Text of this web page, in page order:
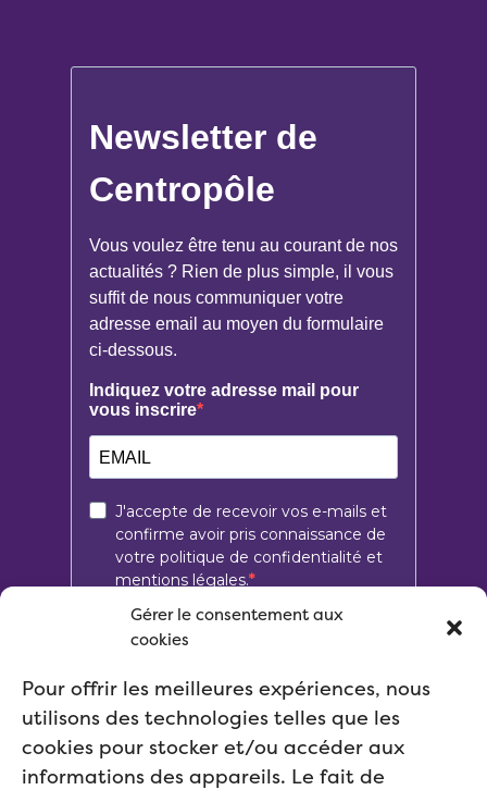
Gérer le consentement aux
cookies
Pour offrir les meilleures expériences, nous
utilisons des technologies telles que les
cookies pour stocker et/ou accéder aux
informations des appareils. Le fait de